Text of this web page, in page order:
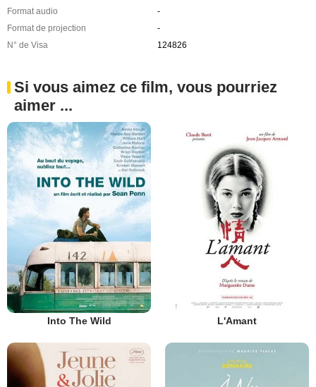
Format audio
-
Format de projection
-
N° de Visa
124826
Si vous aimez ce film, vous pourriez
aimer ...
Into The Wild L'Amant